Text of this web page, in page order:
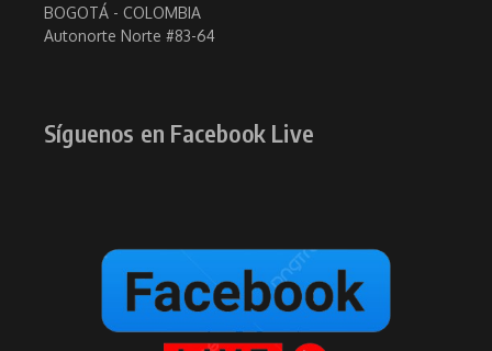
BOGOTÁ - COLOMBIA
Autonorte Norte #83-64
Síguenos en Facebook Live